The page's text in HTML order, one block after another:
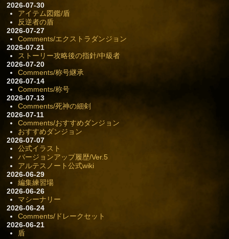
2026-07-30
アイテム図鑑/盾
反逆者の盾
2026-07-27
Comments/エクストラダンジョン
2026-07-21
ストーリー攻略後の指針/中級者
2026-07-20
Comments/称号継承
2026-07-14
Comments/称号
2026-07-13
Comments/死神の細剣
2026-07-11
Comments/おすすめダンジョン
おすすめダンジョン
2026-07-07
公式イラスト
バージョンアップ履歴/Ver.5
アルテスノート公式wiki
2026-06-29
編集練習場
2026-06-26
マシーナリー
2026-06-24
Comments/ドレークセット
2026-06-21
盾